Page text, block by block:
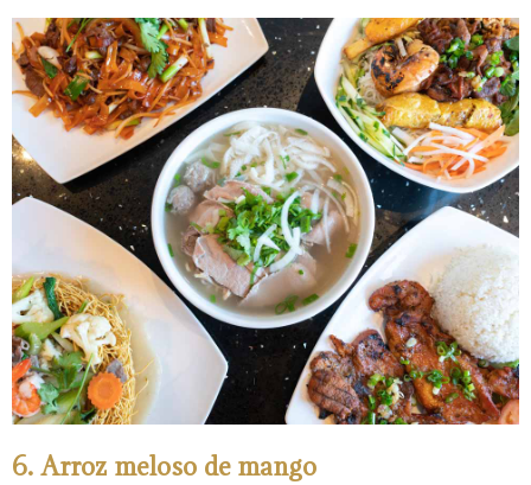
6. Arroz meloso de mango